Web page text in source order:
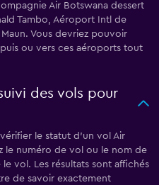
Air Botswana dessert
Tambo, Aéroport Intl de
Vous devriez pouvoir
ou vers ces aéroports tout
des vols pour
le statut d'un vol Air
le numéro de vol ou le nom de
vol. Les résultats sont affichés
de savoir exactement